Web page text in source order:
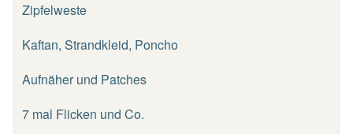
Zipfelweste
Kaftan, Strandkleid, Poncho
Aufnäher und Patches
7 mal Flicken und Co.